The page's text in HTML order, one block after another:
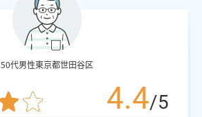
50代男性東京都世田谷区
4.4/5